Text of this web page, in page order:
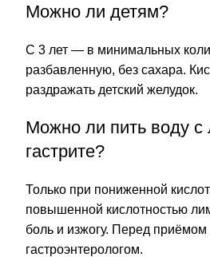
Можно ли детям?
С 3 лет — в минимальных
разбавленную, без сахара.
раздражать детский желудок.
Можно ли пить воду
гастрите?
Только при пониженной
повышенной кислотностью
боль и изжогу. Перед приёмом
гастроэнтерологом.